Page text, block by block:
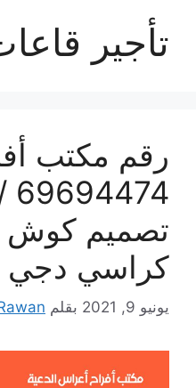
تأجير
رقم مكتب
تصميم كوش
كراسي دجي
يونيو 9, 2021 بقلم